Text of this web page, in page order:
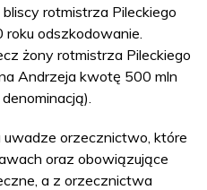
rotmistrza Pileckiego
odszkodowanie.
żony rotmistrza Pileckiego
Andrzeja kwotę 500 mln
uwadze orzecznictwo, które
oraz obowiązujące
a z orzecznictwa